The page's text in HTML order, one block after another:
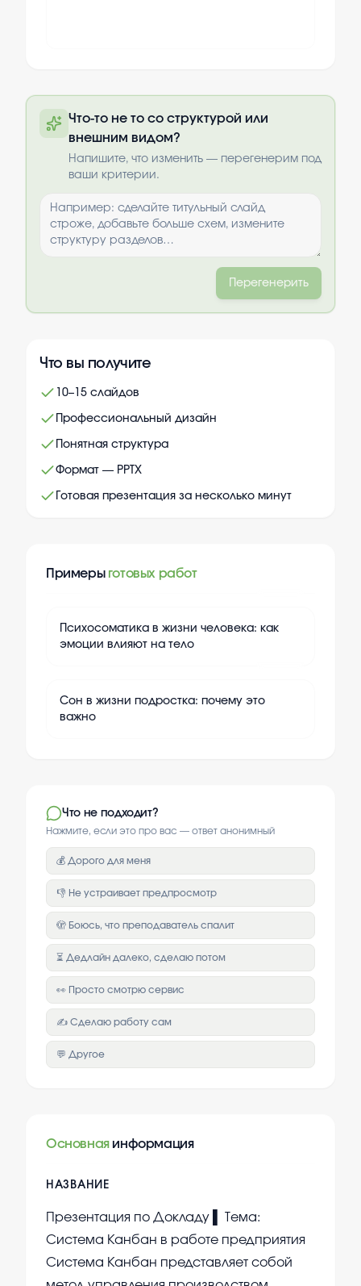
по почте после оплаты
Что-то не то со структурой или
внешним видом?
Напишите, что изменить — перегенерим под
ваши критерии.
Перегенерить
Что вы получите
10–15 слайдов
Профессиональный дизайн
Понятная структура
Формат — PPTX
Готовая презентация за несколько минут
Примеры готовых работ
Психосоматика в жизни человека: как
эмоции влияют на тело
Сон в жизни подростка: почему это
важно
Что не подходит?
Нажмите, если это про вас — ответ анонимный
💰 Дорого для меня
👎 Не устраивает предпросмотр
🫣 Боюсь, что преподаватель спалит
⏳ Дедлайн далеко, сделаю потом
👀 Просто смотрю сервис
✍️ Сделаю работу сам
💬 Другое
Основная информация
НАЗВАНИЕ
Презентация по Докладу ▌ Тема:
Система Канбан в работе предприятия
Система Канбан представляет собой